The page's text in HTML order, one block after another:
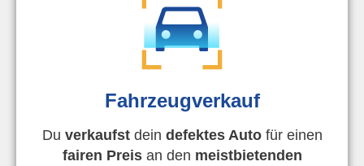
Fahrzeugverkauf
Du verkaufstdein defektes Autofür einen
fairen Preisan den meistbietenden